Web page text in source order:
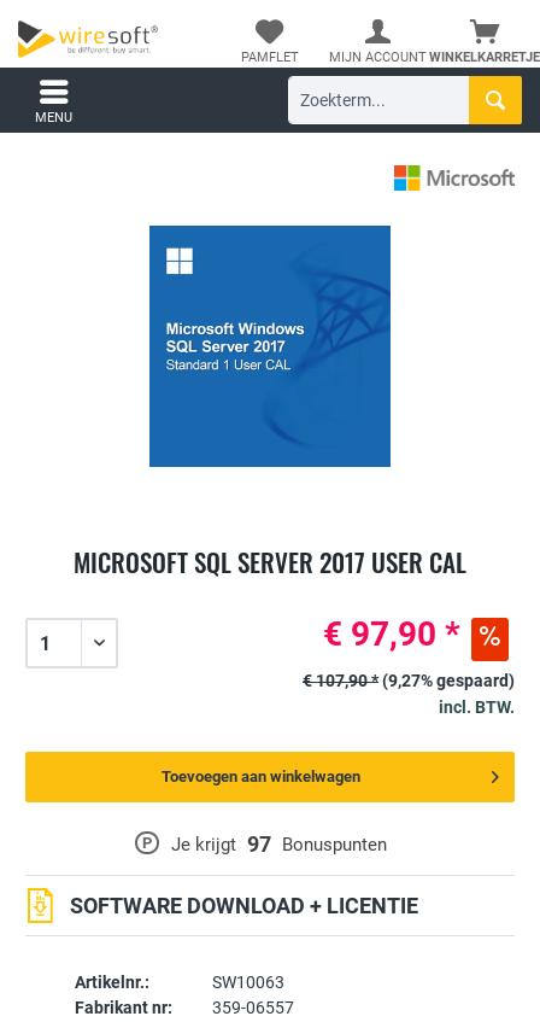
WINKELKARRETJE
PAMFLET MIJN ACCOUNT
MENU
MICROSOFT SQL SERVER 2017 USER CAL
Artikelnr.:
SW10063
Fabrikant nr:
359-06557
P Je krijgt 97 Bonuspunten
SOFTWARE DOWNLOAD + LICENTIE
€ 97,90 *
€ 107,90 *(9,27% gespaard)
incl. BTW.
Toevoegen aan winkelwagen